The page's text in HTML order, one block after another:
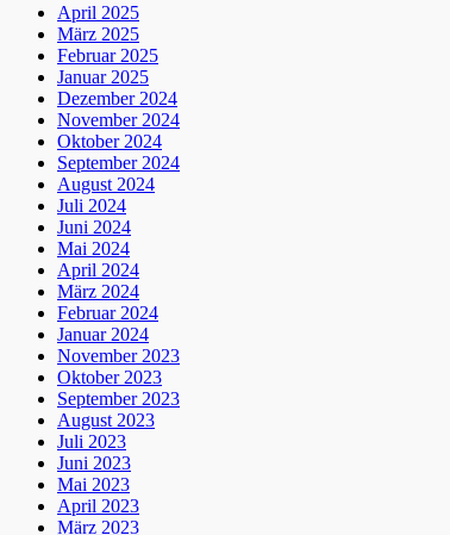
April 2025
März 2025
Februar 2025
Januar 2025
Dezember 2024
November 2024
Oktober 2024
September 2024
August 2024
Juli 2024
Juni 2024
Mai 2024
April 2024
März 2024
Februar 2024
Januar 2024
November 2023
Oktober 2023
September 2023
August 2023
Juli 2023
Juni 2023
Mai 2023
April 2023
März 2023